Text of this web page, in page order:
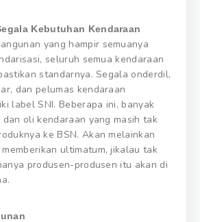
Kebutuhan Kendaraan
yang hampir semuanya
seluruh semua kendaraan
standarnya. Segala onderdil,
dan pelumas kendaraan
label SNI. Beberapa ini, banyak
oli kendaraan yang masih tak
ke BSN. Akan melainkan
ultimatum, jikalau tak
produsen-produsen itu akan di